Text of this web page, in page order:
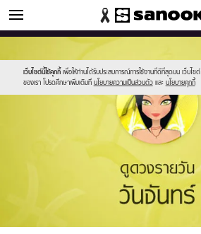
ดูดวง
เว็บไซต์นี้ใช้คุกกี้ เพื่อให้ท่านได้รับประสบการณ์การใช้งานที่ดีที่สุดบน เว็บไซต์
ของเรา โปรดศึกษาเพิ่มเติมที่ นโยบายความเป็นส่วนตัว และ นโยบายคุกกี้
//s.isanook.com/sr/0/images/logo-
new-
sanook.png
//s.isanook.com/ho/0/ud/fxd/day/2_mon.jpg